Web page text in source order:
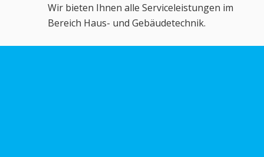
Wir bieten Ihnen alle Serviceleistungen im
Bereich Haus- und Gebäudetechnik.